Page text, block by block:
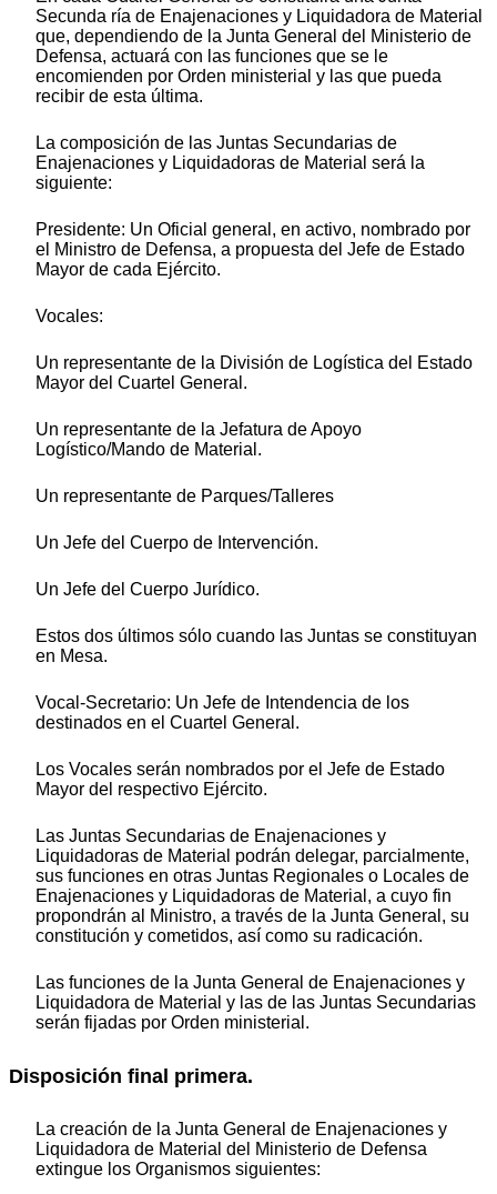
Secunda ría de Enajenaciones y Liquidadora de Material
que, dependiendo de la Junta General del Ministerio de
Defensa, actuará con las funciones que se le
encomienden por Orden ministerial y las que pueda
recibir de esta última.
La composición de las Juntas Secundarias de
Enajenaciones y Liquidadoras de Material será la
siguiente:
Presidente: Un Oficial general, en activo, nombrado por
el Ministro de Defensa, a propuesta del Jefe de Estado
Mayor de cada Ejército.
Vocales:
Un representante de la División de Logística del Estado
Mayor del Cuartel General.
Un representante de la Jefatura de Apoyo
Logístico/Mando de Material.
Un representante de Parques/Talleres
Un Jefe del Cuerpo de Intervención.
Un Jefe del Cuerpo Jurídico.
Estos dos últimos sólo cuando las Juntas se constituyan
en Mesa.
Vocal-Secretario: Un Jefe de Intendencia de los
destinados en el Cuartel General.
Los Vocales serán nombrados por el Jefe de Estado
Mayor del respectivo Ejército.
Las Juntas Secundarias de Enajenaciones y
Liquidadoras de Material podrán delegar, parcialmente,
sus funciones en otras Juntas Regionales o Locales de
Enajenaciones y Liquidadoras de Material, a cuyo fin
propondrán al Ministro, a través de la Junta General, su
constitución y cometidos, así como su radicación.
Las funciones de la Junta General de Enajenaciones y
Liquidadora de Material y las de las Juntas Secundarias
serán fijadas por Orden ministerial.
Disposición final primera.
La creación de la Junta General de Enajenaciones y
Liquidadora de Material del Ministerio de Defensa
extingue los Organismos siguientes: